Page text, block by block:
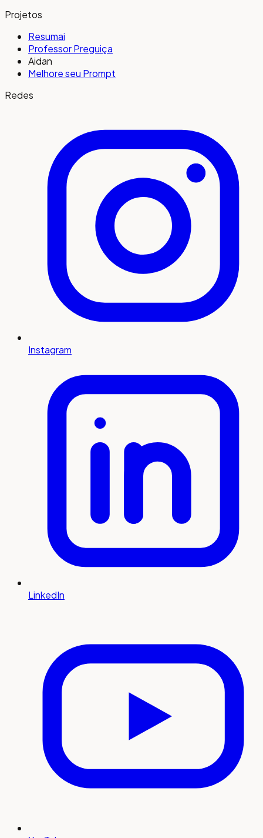
Projetos
Resumai
Professor Preguiça
Aidan
Melhore seu Prompt
Redes
Instagram
LinkedIn